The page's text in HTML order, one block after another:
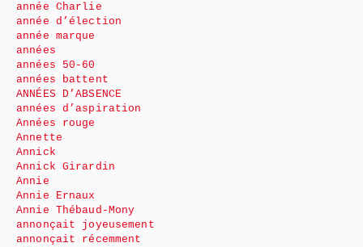
année Charlie
année d’élection
année marque
années
années 50-60
années battent
ANNÉES D’ABSENCE
années d’aspiration
Années rouge
Annette
Annick
Annick Girardin
Annie
Annie Ernaux
Annie Thébaud-Mony
annonçait joyeusement
annonçait récemment